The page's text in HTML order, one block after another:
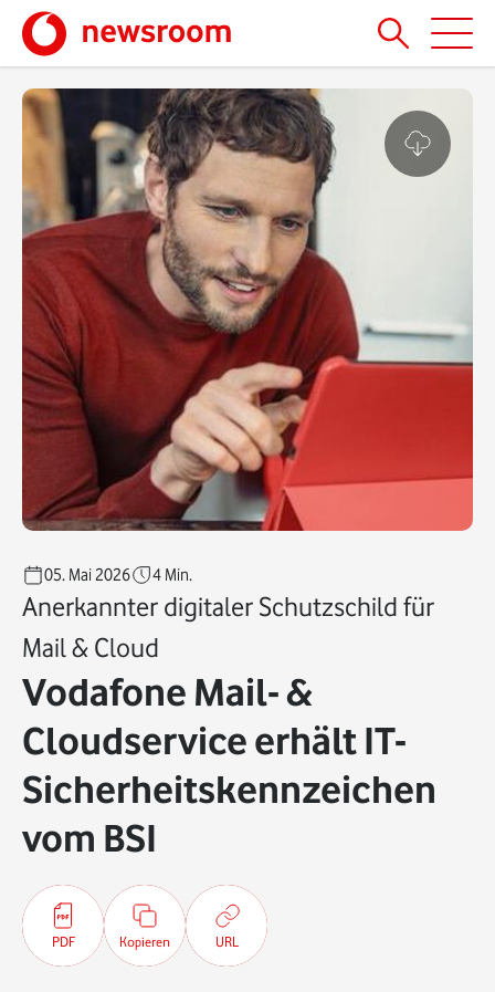
05. Mai 2026 4 Min.
Anerkannter digitaler Schutzschild für
Mail & Cloud
Vodafone Mail- &
Cloudservice erhält IT-
Sicherheitskennzeichen
vom BSI
PDF Kopieren URL